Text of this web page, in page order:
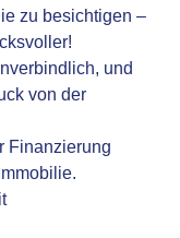
zu besichtigen –
und
von der
Finanzierung